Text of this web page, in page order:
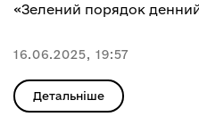
«Зелений порядок денний
16.06.2025, 19:57
Детальніше